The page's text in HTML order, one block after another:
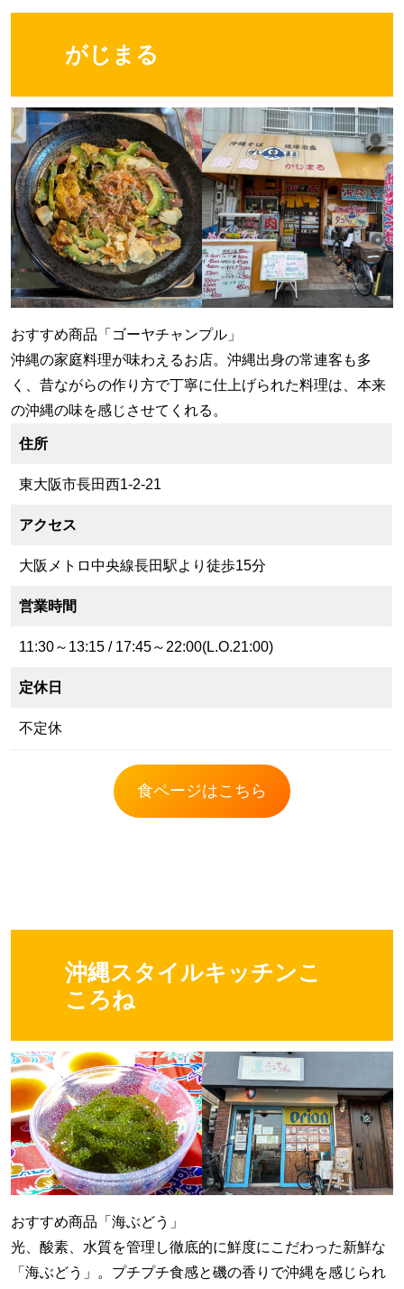
がじまる
おすすめ商品「ゴーヤチャンプル」
沖縄の家庭料理が味わえるお店。沖縄出身の常連客も多
く、昔ながらの作り方で丁寧に仕上げられた料理は、本来
の沖縄の味を感じさせてくれる。
住所
東大阪市長田西1-2-21
アクセス
大阪メトロ中央線長田駅より徒歩15分
営業時間
11:30～13:15 / 17:45～22:00(L.O.21:00)
定休日
不定休
食ページはこちら
沖縄スタイルキッチンこ
ころね
おすすめ商品「海ぶどう」
光、酸素、水質を管理し徹底的に鮮度にこだわった新鮮な
「海ぶどう」。プチプチ食感と磯の香りで沖縄を感じられ